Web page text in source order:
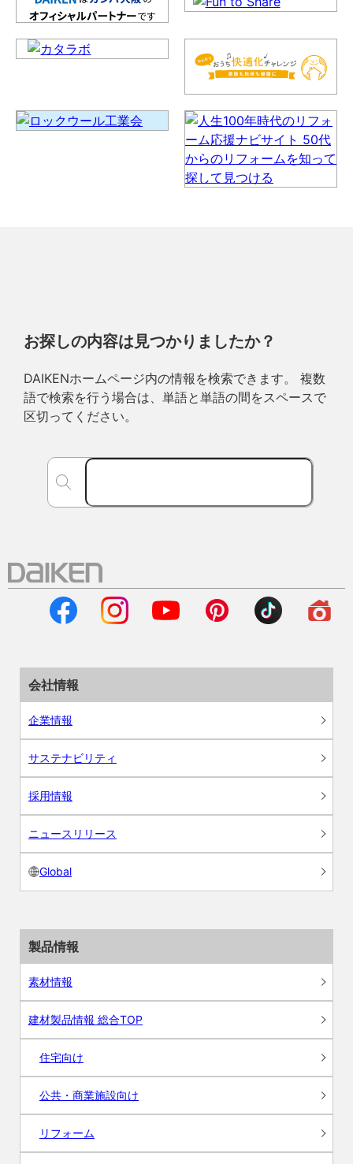
お探しの内容は見つかりましたか？
DAIKENホームページ内の情報を検索できます。 複数
語で検索を行う場合は、単語と単語の間をスペースで
区切ってください。
会社情報
企業情報
サステナビリティ
採用情報
ニュースリリース
Global
製品情報
素材情報
建材製品情報 総合TOP
住宅向け
公共・商業施設向け
リフォーム